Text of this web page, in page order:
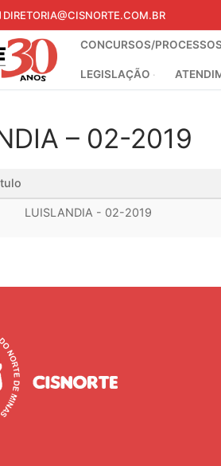
DIRETORIA@CISNORTE.COM.BR
CONCURSOS/
LEGISLAÇÃO
– 02-2019
LUISLANDIA - 02-2019